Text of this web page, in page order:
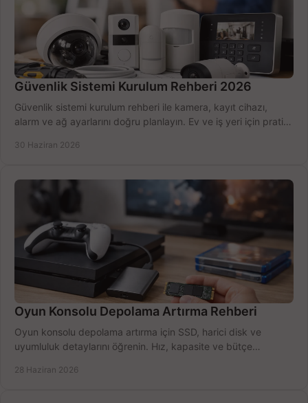
Güvenlik Sistemi Kurulum Rehberi 2026
Güvenlik sistemi kurulum rehberi ile kamera, kayıt cihazı,
alarm ve ağ ayarlarını doğru planlayın. Ev ve iş yeri için pratik
30 Haziran 2026
Oyun Konsolu Depolama Artırma Rehberi
Oyun konsolu depolama artırma için SSD, harici disk ve
uyumluluk detaylarını öğrenin. Hız, kapasite ve bütçe
28 Haziran 2026